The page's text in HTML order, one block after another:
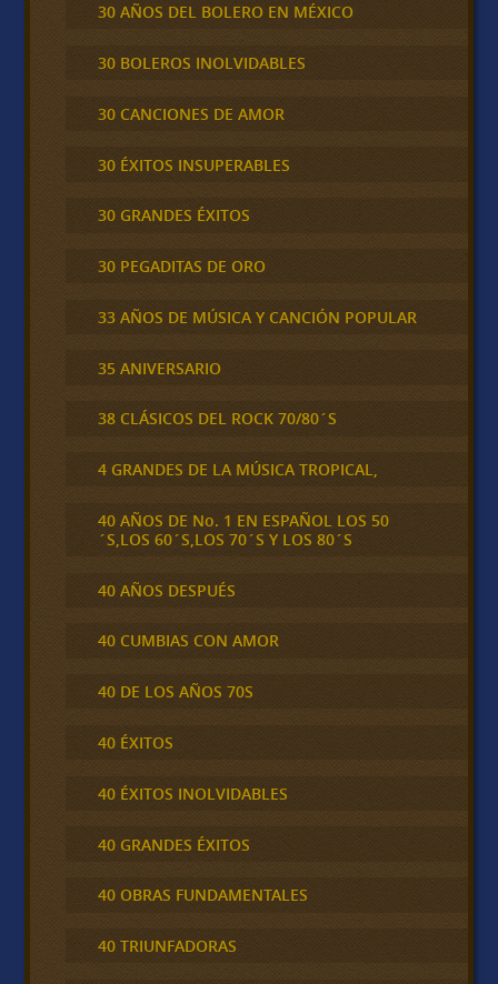
30 AÑOS DEL BOLERO EN MÉXICO
30 BOLEROS INOLVIDABLES
30 CANCIONES DE AMOR
30 ÉXITOS INSUPERABLES
30 GRANDES ÉXITOS
30 PEGADITAS DE ORO
33 AÑOS DE MÚSICA Y CANCIÓN POPULAR
35 ANIVERSARIO
38 CLÁSICOS DEL ROCK 70/80´S
4 GRANDES DE LA MÚSICA TROPICAL,
40 AÑOS DE No. 1 EN ESPAÑOL LOS 50
´S,LOS 60´S,LOS 70´S Y LOS 80´S
40 AÑOS DESPUÉS
40 CUMBIAS CON AMOR
40 DE LOS AÑOS 70S
40 ÉXITOS
40 ÉXITOS INOLVIDABLES
40 GRANDES ÉXITOS
40 OBRAS FUNDAMENTALES
40 TRIUNFADORAS